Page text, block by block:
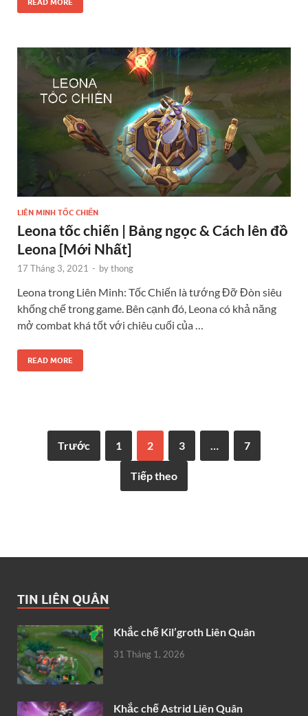
READ MORE
LIÊN MINH TỐC CHIẾN
Leona tốc chiến | Bảng ngọc & Cách lên đồ
Leona [Mới Nhất]
17 Tháng 3, 2021 - bythong
Leona trong Liên Minh: Tốc Chiến là tướng Đỡ Đòn siêu
khống chế trong game. Bên cạnh đó, Leona có khả năng
mở combat khá tốt với chiêu cuối của …
READ MORE
Trước 1 2 3 7
Tiếp theo
TIN LIÊN QUÂN
Khắc chế Kil’groth Liên Quân
31 Tháng 1, 2026
Khắc chế Astrid Liên Quân